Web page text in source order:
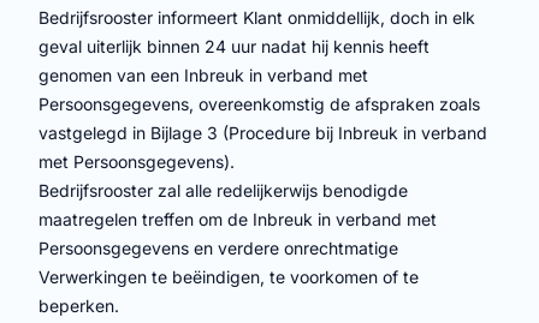
Bedrijfsrooster informeert Klant onmiddellijk, doch in elk
geval uiterlijk binnen 24 uur nadat hij kennis heeft
genomen van een Inbreuk in verband met
Persoonsgegevens, overeenkomstig de afspraken zoals
vastgelegd in Bijlage 3 (Procedure bij Inbreuk in verband
met Persoonsgegevens).
Bedrijfsrooster zal alle redelijkerwijs benodigde
maatregelen treffen om de Inbreuk in verband met
Persoonsgegevens en verdere onrechtmatige
Verwerkingen te beëindigen, te voorkomen of te
beperken.